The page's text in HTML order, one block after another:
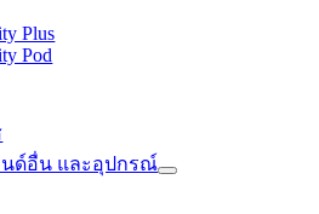
Plus
Pod
ด์อื่น และอุปกรณ์